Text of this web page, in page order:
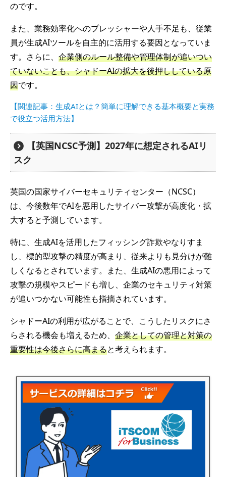
のです。
また、業務効率化へのプレッシャーや人手不足も、従業
員が生成AIツールを自主的に活用する要因となっていま
す。さらに、 企業側のルール整備や管理体制が追いつい
ていないことも、シャドーAIの拡大を後押ししている原
因です。
【関連記事：生成AIとは？簡単に理解できる基本概要と実務
で役立つ活用方法】
【英国NCSC予測】2027年に想定されるAIリ
スク
英国の国家サイバーセキュリティセンター（NCSC）
は、今後数年でAIを悪用したサイバー攻撃が高度化・拡
大すると予測しています。
特に、生成AIを活用したフィッシング詐欺やなりすま
し、標的型攻撃の精度が高まり、従来よりも見分けが難
しくなるとされています。また、生成AIの悪用によって
攻撃の規模やスピードも増し、企業のセキュリティ対策
が追いつかない可能性も指摘されています。
シャドーAIの利用が広がることで、こうしたリスクにさ
らされる機会も増えるため、 企業としての管理と対策の
重要性は今後さらに高まると考えられます。